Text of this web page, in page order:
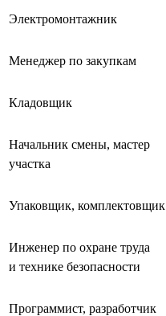
Электромонтажник
Менеджер по закупкам
Кладовщик
Начальник смены, мастер
участка
Упаковщик, комплектовщик
Инженер по охране труда
и технике безопасности
Программист, разработчик